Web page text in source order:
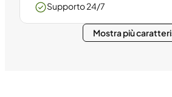
Supporto 24/7
Mostra più